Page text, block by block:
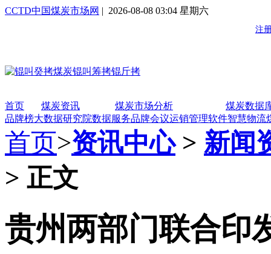
CCTD中国煤炭市场网 | 2026-08-08 03:04 星期六
首页 煤炭资讯 煤炭市场分析
煤炭数据
品牌榜大数据研究院数据服务品牌会议运销管理软件智慧物流
首页>资讯中心> 新闻
> 正文
贵州两部门联合印